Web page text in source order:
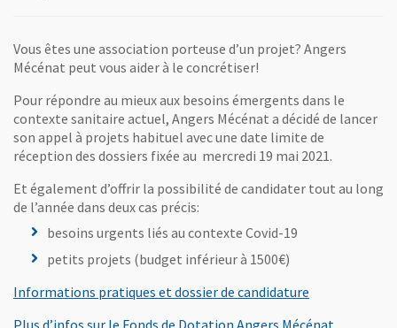
Vous êtes une association porteuse d’un projet? Angers
Mécénat peut vous aider à le concrétiser!
Pour répondre au mieux aux besoins émergents dans le
contexte sanitaire actuel, Angers Mécénat a décidé de lancer
son appel à projets habituel avec une date limite de
réception des dossiers fixée au mercredi 19 mai 2021.
Et également d’offrir la possibilité de candidater tout au long
de l’année dans deux cas précis:
besoins urgents liés au contexte Covid-19
petits projets (budget inférieur à 1500€)
Informations pratiques et dossier de candidature